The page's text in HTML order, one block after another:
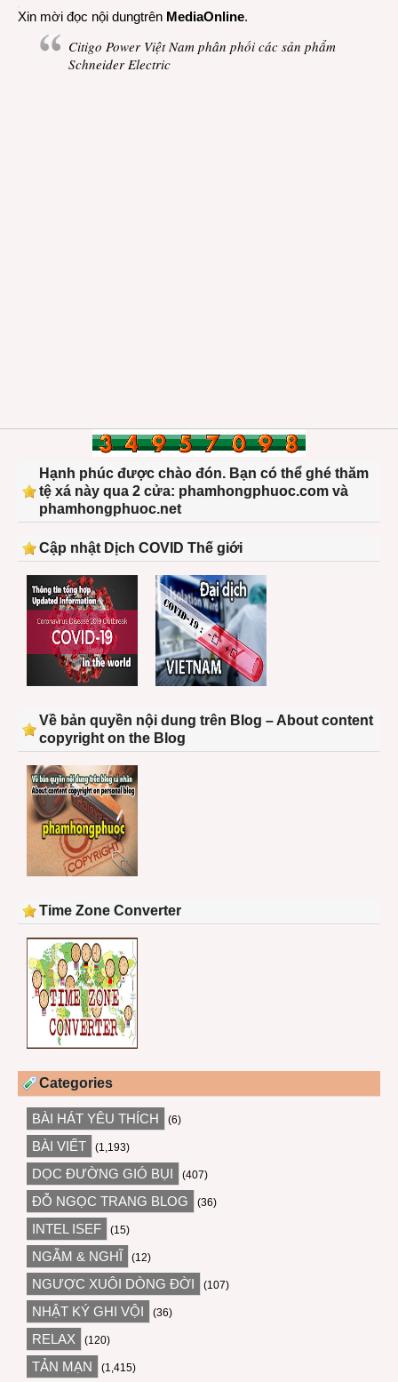
Xin mời đọc nội dungtrên MediaOnline.
Citigo Power Việt Nam phân phối các sản phẩm
Schneider Electric
Hạnh phúc được chào đón. Bạn có thể ghé thăm
tệ xá này qua 2 cửa: phamhongphuoc.com và
phamhongphuoc.net
Cập nhật Dịch COVID Thế giới
Về bản quyền nội dung trên Blog – About content
copyright on the Blog
Time Zone Converter
Categories
BÀI HÁT YÊU THÍCH (6)
BÀI VIẾT (1,193)
DỌC ĐƯỜNG GIÓ BỤI (407)
ĐỖ NGỌC TRANG BLOG (36)
INTEL ISEF (15)
NGẪM & NGHĨ (12)
NGƯỢC XUÔI DÒNG ĐỜI (107)
NHẬT KÝ GHI VỘI (36)
RELAX (120)
TẢN MẠN (1,415)